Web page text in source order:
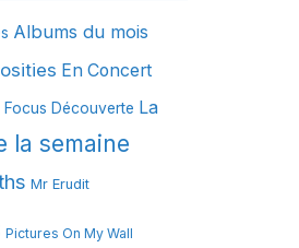
Albums du mois
En Concert
Focus Découverte La
la semaine
Mr Erudit
Pictures On My Wall